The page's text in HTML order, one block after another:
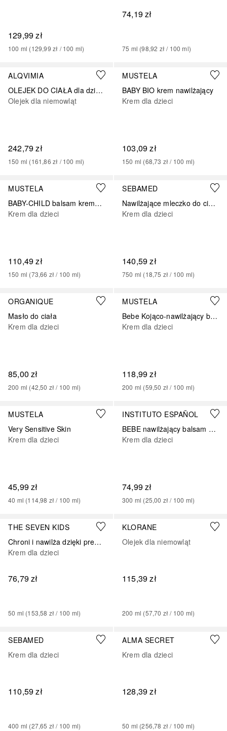
129,99 zł
100 ml (129,99 zł / 100 ml)
74,19 zł
75 ml (98,92 zł / 100 ml)
ALQVIMIA
OLEJEK DO CIAŁA dla dzieci i niemowląt
Olejek dla niemowląt
242,79 zł
150 ml (161,86 zł / 100 ml)
MUSTELA
BABY BIO krem nawilżający
Krem dla dzieci
103,09 zł
150 ml (68,73 zł / 100 ml)
MUSTELA
BABY-CHILD balsam kremowy 1-2-3
Krem dla dzieci
110,49 zł
150 ml (73,66 zł / 100 ml)
SEBAMED
Nawilżające mleczko do ciała BABY dla delikatnej skóry
Krem dla dzieci
140,59 zł
750 ml (18,75 zł / 100 ml)
ORGANIQUE
Masło do ciała
Krem dla dzieci
85,00 zł
200 ml (42,50 zł / 100 ml)
MUSTELA
Bebe Kojąco-nawilżający balsam do ciała
Krem dla dzieci
118,99 zł
200 ml (59,50 zł / 100 ml)
MUSTELA
Very Sensitive Skin
Krem dla dzieci
45,99 zł
40 ml (114,98 zł / 100 ml)
INSTITUTO ESPAÑOL
BEBE nawilżający balsam do ciała
Krem dla dzieci
74,99 zł
300 ml (25,00 zł / 100 ml)
THE SEVEN KIDS
Chroni i nawilża dzięki prebiotykom i witaminie B3
Krem dla dzieci
76,79 zł
50 ml (153,58 zł / 100 ml)
KLORANE
Olejek dla niemowląt
115,39 zł
200 ml (57,70 zł / 100 ml)
SEBAMED
Krem dla dzieci
110,59 zł
400 ml (27,65 zł / 100 ml)
ALMA SECRET
Krem dla dzieci
128,39 zł
50 ml (256,78 zł / 100 ml)